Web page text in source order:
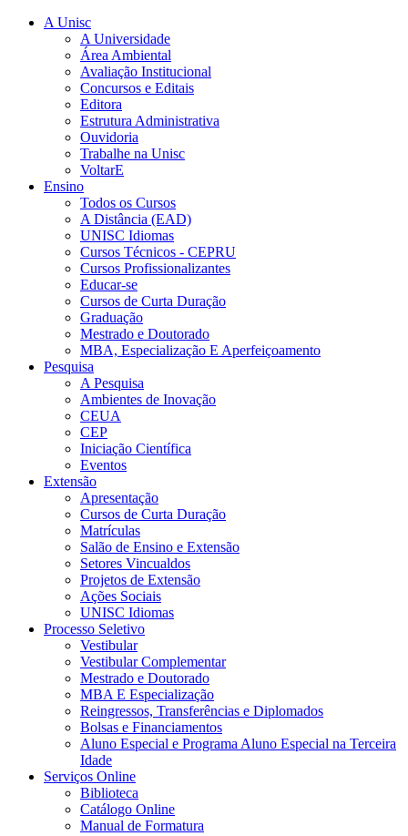
A Unisc
A Universidade
Área Ambiental
Avaliação Institucional
Concursos e Editais
Editora
Estrutura Administrativa
Ouvidoria
Trabalhe na Unisc
VoltarE
Ensino
Todos os Cursos
A Distância (EAD)
UNISC Idiomas
Cursos Técnicos - CEPRU
Cursos Profissionalizantes
Educar-se
Cursos de Curta Duração
Graduação
Mestrado e Doutorado
MBA, Especialização E Aperfeiçoamento
Pesquisa
A Pesquisa
Ambientes de Inovação
CEUA
CEP
Iniciação Científica
Eventos
Extensão
Apresentação
Cursos de Curta Duração
Matrículas
Salão de Ensino e Extensão
Setores Vincualdos
Projetos de Extensão
Ações Sociais
UNISC Idiomas
Processo Seletivo
Vestibular
Vestibular Complementar
Mestrado e Doutorado
MBA E Especialização
Reingressos, Transferências e Diplomados
Bolsas e Financiamentos
Aluno Especial e Programa Aluno Especial na Terceira
Idade
Serviços Online
Biblioteca
Catálogo Online
Manual de Formatura